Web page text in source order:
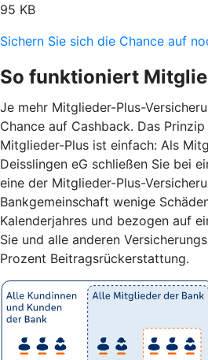
95 KB
Sichern Sie sich die Chance auf
So funktioniert
Je mehr Mitglieder-Plus-
Chance auf Cashback. Das
Mitglieder-Plus ist einfach: Als
Deisslingen eG schließen Sie bei
eine der Mitglieder-Plus-
Bankgemeinschaft wenige
Kalenderjahres und bezogen auf
Sie und alle anderen
Prozent Beitragsrückerstattung.